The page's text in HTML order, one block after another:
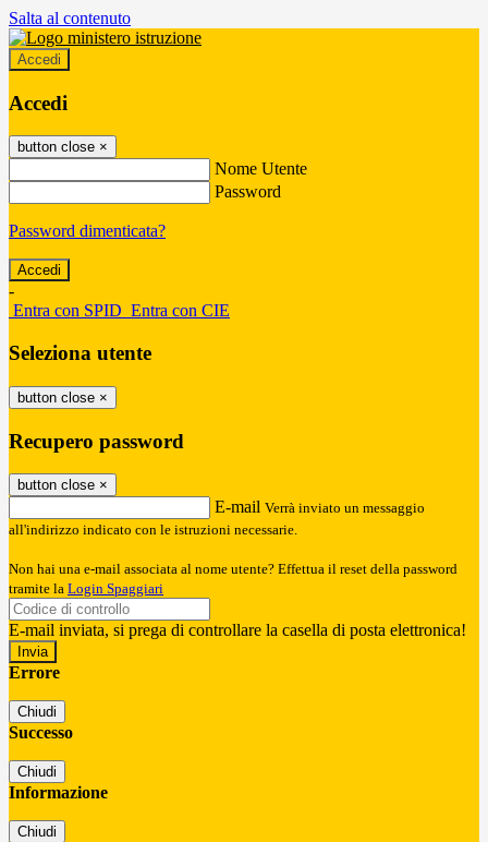
Salta al contenuto
Accedi
Accedi
button close ×
Nome Utente
Password
Password dimenticata?
-
Entra con SPID Entra con CIE
Seleziona utente
button close ×
Recupero password
button close ×
E-mail Verrà inviato un messaggio
all'indirizzo indicato con le istruzioni necessarie.
Non hai una e-mail associata al nome utente? Effettua il reset della password
tramite la Login Spaggiari
E-mail inviata, si prega di controllare la casella di posta elettronica!
Errore
Chiudi
Successo
Chiudi
Informazione
Chiudi